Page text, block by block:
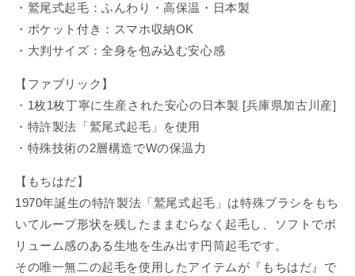
・鷲尾式起毛：ふんわり・高保温・日本製
・ポケット付き：スマホ収納OK
・大判サイズ：全身を包み込む安心感
【ファブリック】
・1枚1枚丁寧に生産された安心の日本製 [兵庫県加古川産]
・特許製法「鷲尾式起毛」を使用
・特殊技術の2層構造でWの保温力
【もちはだ】
1970年誕生の特許製法「鷲尾式起毛」は特殊ブラシをもち
いてループ形状を残したままむらなく起毛し、ソフトでボ
リューム感のある生地を生み出す円筒起毛です。
その唯一無二の起毛を使用したアイテムが『もちはだ』で